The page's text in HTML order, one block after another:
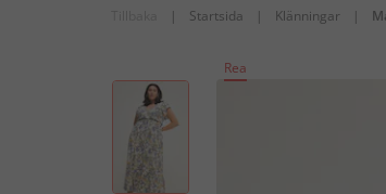
| Startsida | Klänningar |
Rea